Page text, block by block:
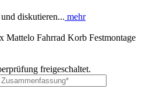
diskutieren... mehr
Fahrrad Korb Festmontage
freigeschaltet.